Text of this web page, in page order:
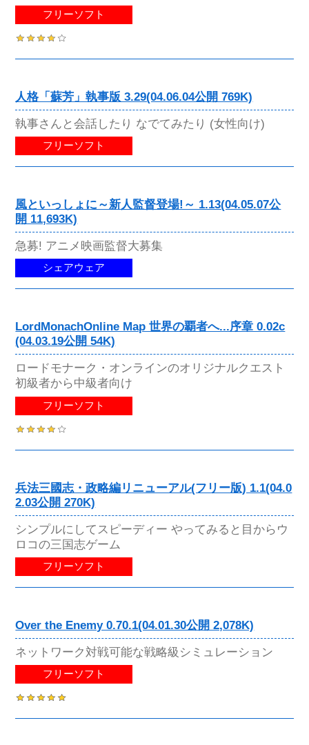
フリーソフト
人格「蘇芳」執事版 3.29(04.06.04公開 769K)
執事さんと会話したり なでてみたり (女性向け)
フリーソフト
風といっしょに～新人監督登場!～ 1.13(04.05.07公
開 11,693K)
急募! アニメ映画監督大募集
シェアウェア
LordMonachOnline Map 世界の覇者へ...序章 0.02c
(04.03.19公開 54K)
ロードモナーク・オンラインのオリジナルクエスト
初級者から中級者向け
フリーソフト
兵法三國志・政略編リニューアル(フリー版) 1.1(04.0
2.03公開 270K)
シンプルにしてスピーディー やってみると目からウ
ロコの三国志ゲーム
フリーソフト
Over the Enemy 0.70.1(04.01.30公開 2,078K)
ネットワーク対戦可能な戦略級シミュレーション
フリーソフト